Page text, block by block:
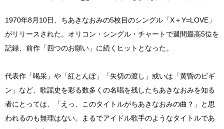
1970年8月10日、ちあきなおみの5枚目のシングル「X＋Y=LOVE」
がリリースされた。オリコン・シングル・チャートで週間最高5位を
記録、前作「四つのお願い」に続くヒットとなった。
代表作「喝采」や「紅とんぼ」「矢切の渡し」或いは「黄昏のビギ
ン」など、歌謡史を彩る数多くの名唱を残したちあきなおみを知る
者にとっては、「えっ、このタイトルがちあきなおみの曲？」と思
われるのも無理はない。まるでアイドル歌手のようなタイトルであ